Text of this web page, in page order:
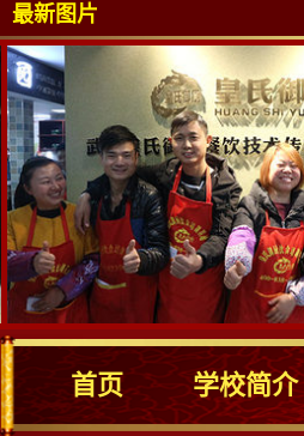
最新图片
首页 学校简介